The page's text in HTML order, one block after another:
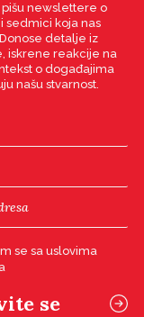
newslettere o
sedmici koja nas
detalje iz
iskrene reakcije na
o događajima
našu stvarnost.
se sa uslovima